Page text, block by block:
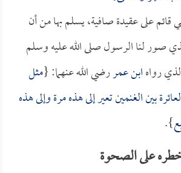
قائم على عقيدة صافية، يسلم بها من أن
صور لنا الرسول صلى الله عليه وسلم
رواهابن عمررضي الله عنهما: {مثل
بين الغنمين تعير إلى هذه مرة وإلى هذه
}.
على الصحوة